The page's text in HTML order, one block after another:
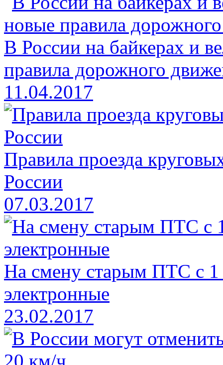
В России на байкерах и
правила дорожного
11.04.2017
Правила проезда
России
07.03.2017
На смену старым ПТС с 1
электронные
23.02.2017